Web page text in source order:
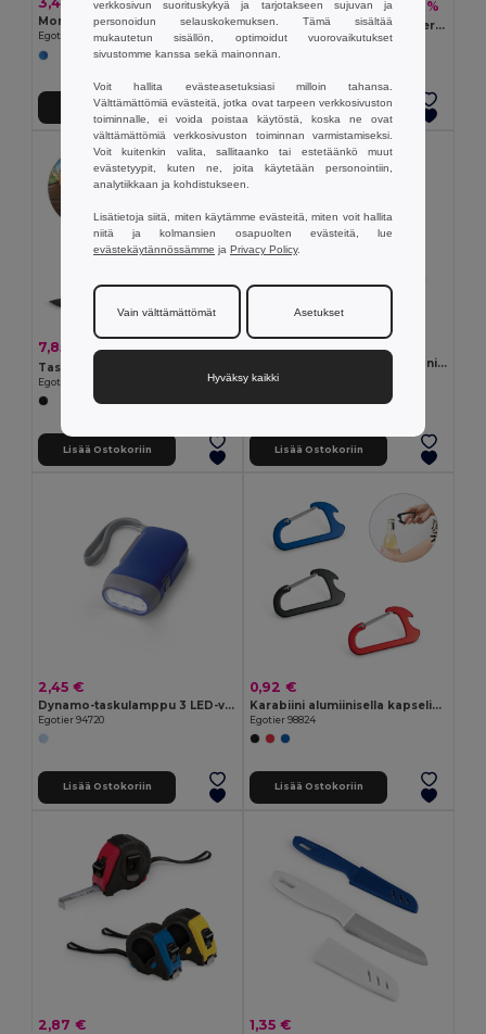
Monikäyttöinen taskuveitsi, joka on valmistettu ruostumattomasta teräksestä ja metallista
Egotier 94147
Lisää Ostokoriin
10,24 €14,57 € -30%
Taskuveitsi ruostumatonta terästä ja puuta
Egotier 94030
Lisää Ostokoriin
7,85 € 10,63 € -26%
Egotier 94037
Lisää Ostokoriin
Paperiveitsi turvalukkomekanismilla
Egotier 94510
Lisää Ostokoriin
2,45 €
Dynamo-taskulamppu 3 LED-valolla
Egotier 94720
Lisää Ostokoriin
0,92 €
Karabiini alumiinisella kapselinavaajalla
Egotier 98824
Lisää Ostokoriin
2,87 € 1,35 €
verkkosivun suorituskykyä ja tarjotakseen sujuvan ja
personoidun selauskokemuksen. Tämä sisältää
mukautetun sisällön, optimoidut vuorovaikutukset
sivustomme kanssa sekä mainonnan.
Voit hallita evästeasetuksiasi milloin tahansa.
Välttämättömiä evästeitä, jotka ovat tarpeen verkkosivuston
toiminnalle, ei voida poistaa käytöstä, koska ne ovat
välttämättömiä verkkosivuston toiminnan varmistamiseksi.
Voit kuitenkin valita, sallitaanko tai estetäänkö muut
evästetyypit, kuten ne, joita käytetään personointiin,
analytiikkaan ja kohdistukseen.
Lisätietoja siitä, miten käytämme evästeitä, miten voit hallita
niitä ja kolmansien osapuolten evästeitä, lue
evästekäytännössämme ja Privacy Policy.
Vain välttämättömät Asetukset
Hyväksy kaikki